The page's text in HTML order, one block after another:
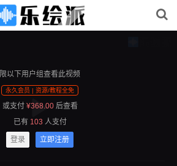
限以下用户组查看此视频
永久会员 | 资源/教程全免
或支付 ¥368.00后查看
已有 103 人支付
登录 立即注册